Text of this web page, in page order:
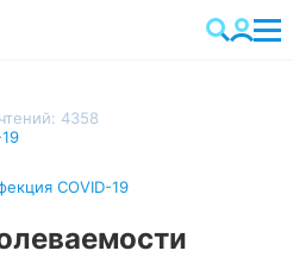
4358
COVID-19